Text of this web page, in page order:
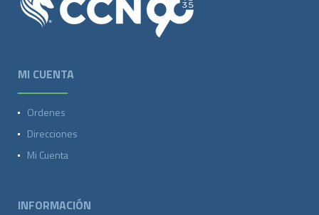
MI CUENTA
Ordenes
Direcciones
Mi Cuenta
INFORMACIÓN